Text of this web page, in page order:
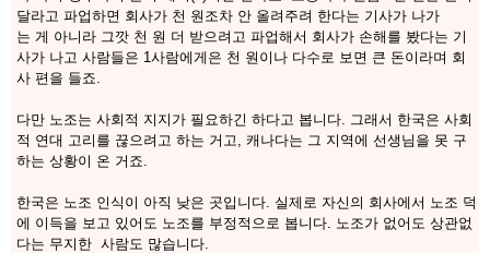
달라고 파업하면 회사가 천 원조차 안 올려주려 한다는 기사가 나가
는 게 아니라 그깟 천 원 더 받으려고 파업해서 회사가 손해를 봤다는 기
사가 나고 사람들은 1사람에게은 천 원이나 다수로 보면 큰 돈이라며 회
사 편을 들죠.
다만 노조는 사회적 지지가 필요하긴 하다고 봅니다. 그래서 한국은 사회
적 연대 고리를 끊으려고 하는 거고, 캐나다는 그 지역에 선생님을 못 구
하는 상황이 온 거죠.
한국은 노조 인식이 아직 낮은 곳입니다. 실제로 자신의 회사에서 노조 덕
에 이득을 보고 있어도 노조를 부정적으로 봅니다. 노조가 없어도 상관없
다는 무지한 사람도 많습니다.